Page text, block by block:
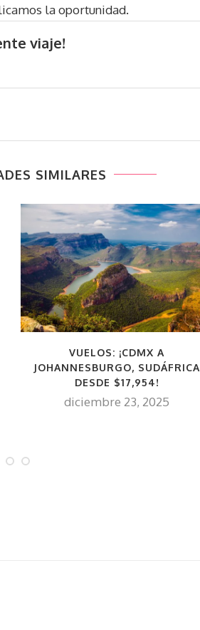
la oportunidad.
viaje!
SIMILARES
VUELOS: ¡CDMX A
JOHANNESBURGO, SUDÁFRICA
DESDE $17,954!
diciembre 23, 2025